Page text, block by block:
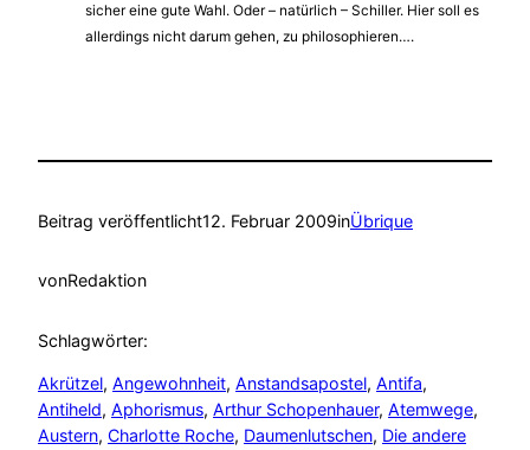
sicher eine gute Wahl. Oder – natürlich – Schiller. Hier soll es
allerdings nicht darum gehen, zu philosophieren….
Beitrag veröffentlicht12. Februar 2009inÜbrique
vonRedaktion
Schlagwörter:
Akrützel, Angewohnheit, Anstandsapostel, Antifa
Antiheld, Aphorismus, Arthur Schopenhauer, Atemwege
Austern, Charlotte Roche, Daumenlutschen, Die andere